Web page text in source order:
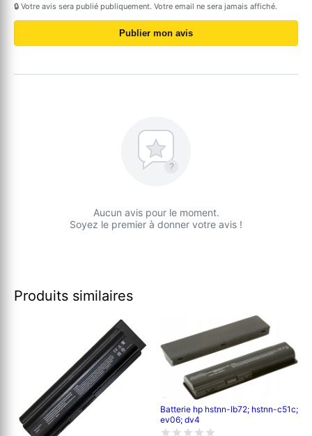
🔒 Votre avis sera publié publiquement. Votre email ne sera jamais affiché.
Publier mon avis
?
Aucun avis pour le moment.
Soyez le premier à donner votre avis !
Produits similaires
Batterie hp hstnn-lb72; hstnn-c51c;
ev06; dv4